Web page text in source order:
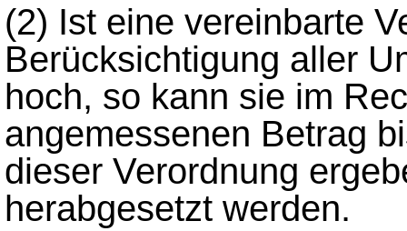
(2) Ist eine vereinbarte
Berücksichtigung aller
hoch, so kann sie im
angemessenen Betrag
dieser Verordnung
herabgesetzt werden.